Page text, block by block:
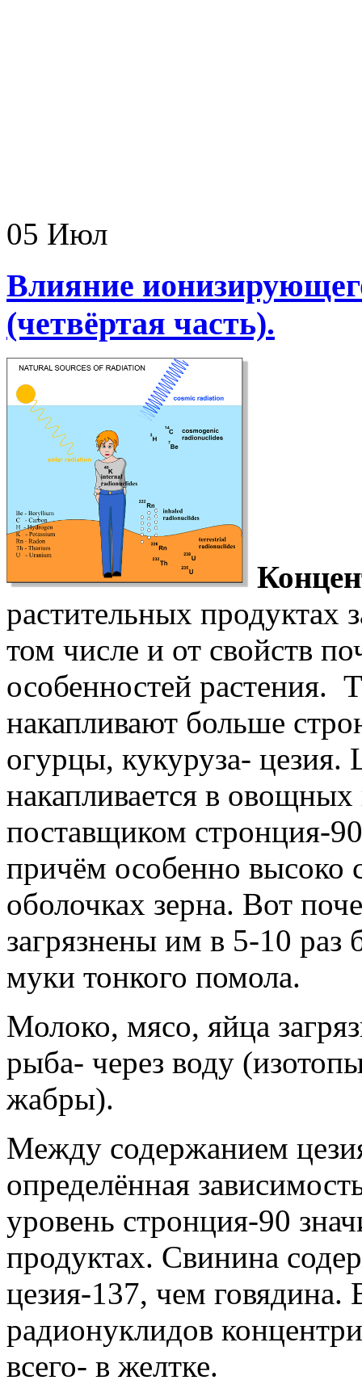
05 Июл
Влияние
(четвёртая часть).
растительных продуктах
том числе и от свойств
особенностей растения.
накапливают больше
огурцы, кукуруза-
накапливается в
поставщиком стронция-
причём особенно высоко
оболочках зерна. Вот
загрязнены им в 5-10
муки тонкого помола.
Молоко, мясо, яйца
рыба- через воду
жабры).
Между содержанием
определённая
уровень стронция-90
продуктах. Свинина
цезия-137, чем говядина.
радионуклидов
всего- в желтке.